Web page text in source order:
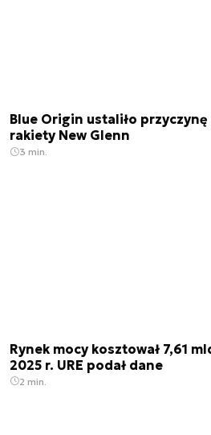
Blue Origin ustaliło
rakiety New Glenn
3 min.
Rynek mocy kosztował 7,61
2025 r. URE podał dane
2 min.